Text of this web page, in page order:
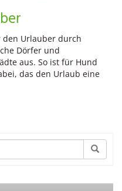
den Urlauber durch
Dörfer und
aus. So ist für Hund
das den Urlaub eine